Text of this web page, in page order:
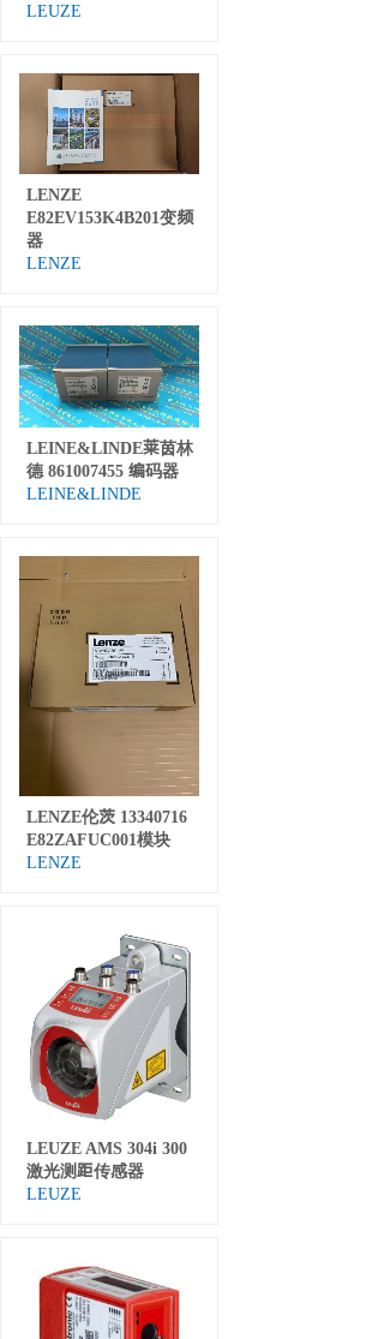
LEUZE
LENZE
E82EV153K4B201变频
器
LENZE
LEINE&LINDE莱茵林
德 861007455 编码器
LEINE&LINDE
LENZE伦茨 13340716
E82ZAFUC001模块
LENZE
LEUZE AMS 304i 300
激光测距传感器
LEUZE